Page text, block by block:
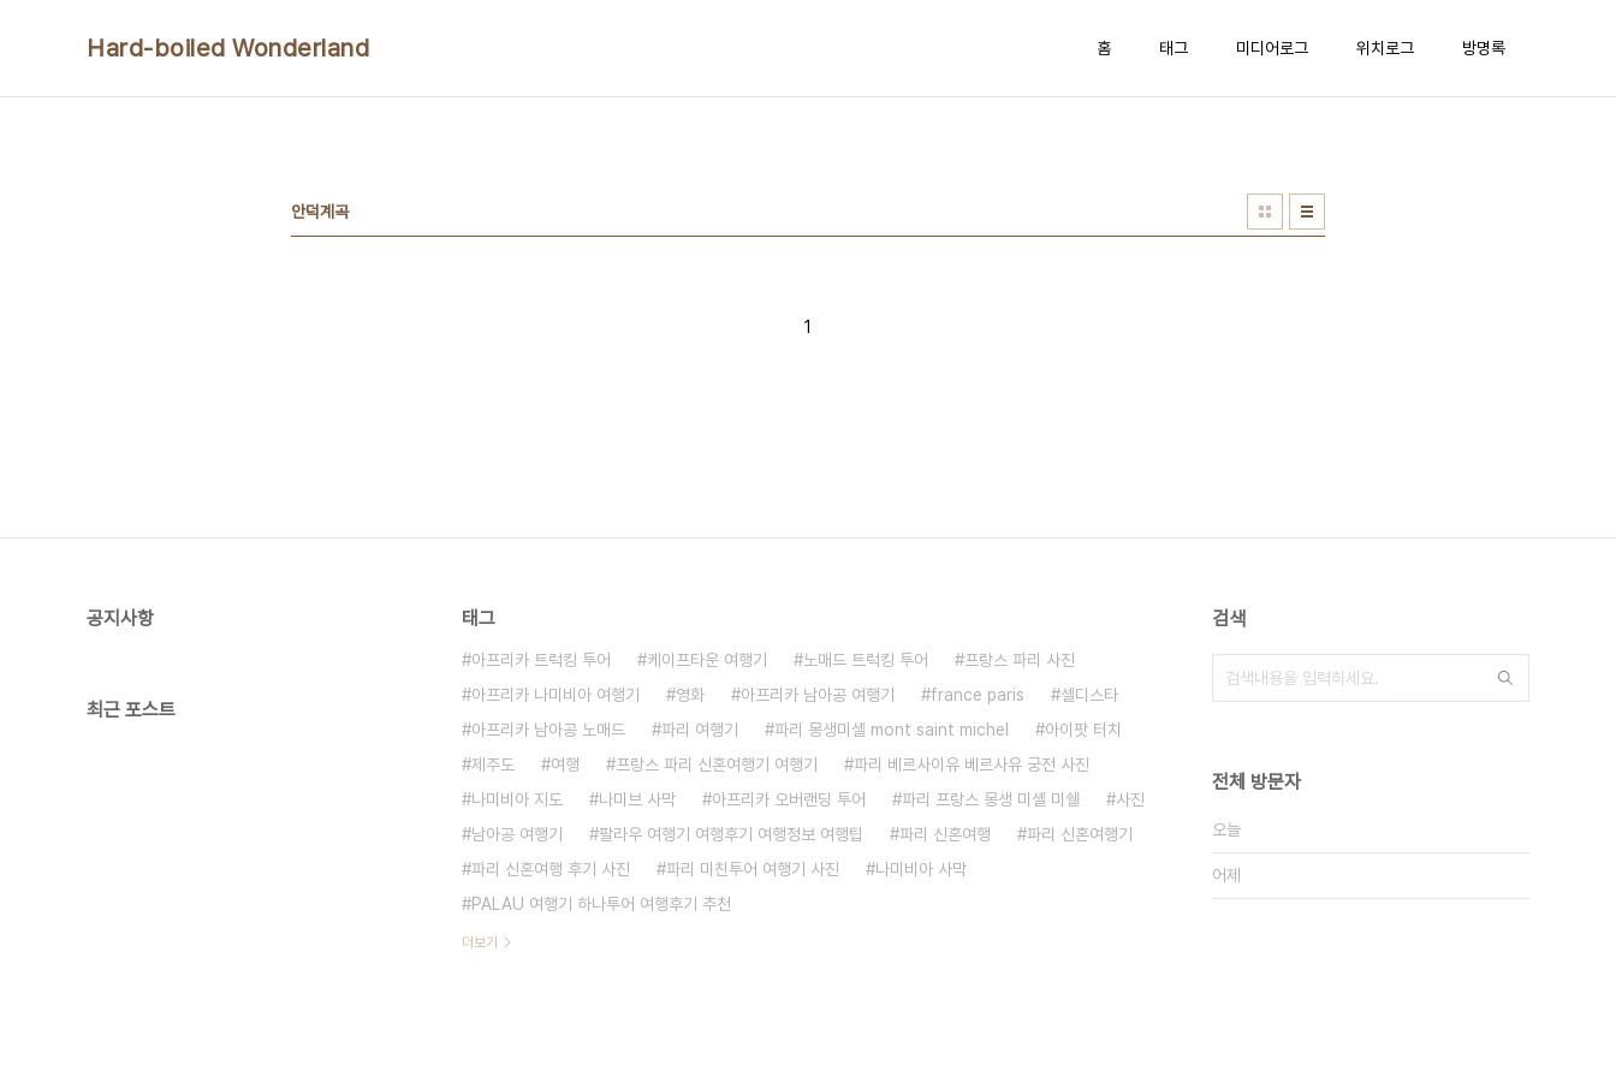
Hard-boiled Wonderland 홈 태그 미디어로그 위치로그 방명록
안덕계곡
1
공지사항
최근 포스트
태그
아프리카 트럭킹 투어 케이프타운 여행기 노매드 트럭킹 투어
프랑스 파리 사진
아프리카 나미비아 여행기
영화 아프리카 남아공 여행기 france paris
셀디스타
아프리카 남아공 노매드
파리 여행기 파리 몽생미셸 mont saint michel
아이팟 터치
제주도
여행 프랑스 파리 신혼여행기 여행기
파리 베르사이유 베르사유 궁전 사진
나미비아 지도
나미브 사막 아프리카 오버랜딩 투어 파리 프랑스 몽생 미셸 미쉘
사진
남아공 여행기
팔라우 여행기 여행후기 여행정보 여행팁 파리 신혼여행
파리 신혼여행기
파리 신혼여행 후기 사진
파리 미친투어 여행기 사진
나미비아 사막
PALAU 여행기 하나투어 여행후기 추천
더보기
검색
전체 방문자
오늘
어제